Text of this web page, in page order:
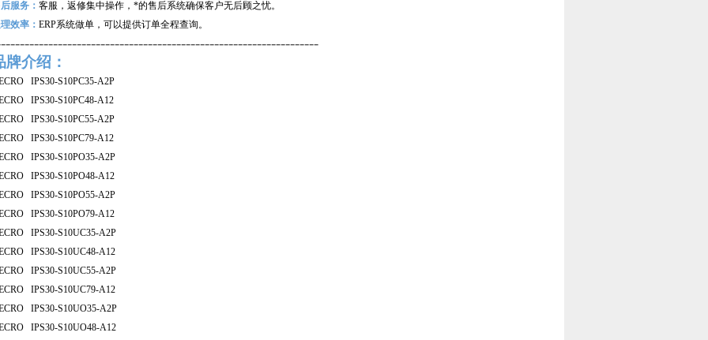
服务： 客服，返修集中操作，*的售后系统确保客户无后顾之忧。
效率： ERP系统做单，可以提供订单全程查询。
牌介绍：
IPS30-S10PC35-A2P
IPS30-S10PC48-A12
IPS30-S10PC55-A2P
IPS30-S10PC79-A12
IPS30-S10PO35-A2P
IPS30-S10PO48-A12
IPS30-S10PO55-A2P
IPS30-S10PO79-A12
IPS30-S10UC35-A2P
IPS30-S10UC48-A12
IPS30-S10UC55-A2P
IPS30-S10UC79-A12
IPS30-S10UO35-A2P
IPS30-S10UO48-A12